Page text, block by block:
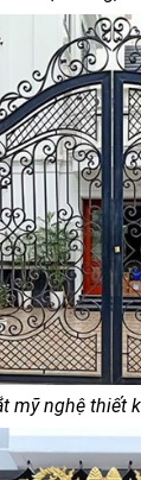
mỹ nghệ thiết